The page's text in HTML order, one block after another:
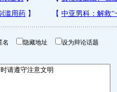
名 隐藏地址 设为辩论话题